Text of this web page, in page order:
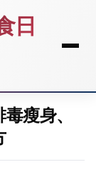
日
瘦身、